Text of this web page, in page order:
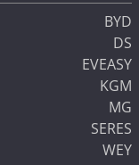
BYD
DS
EVEASY
KGM
MG
SERES
WEY